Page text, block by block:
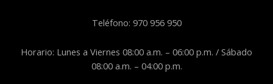
Teléfono: 970 956 950
Horario: Lunes a Viernes 08:00 a.m. – 06:00 p.m. / Sábado
08:00 a.m. – 04:00 p.m.